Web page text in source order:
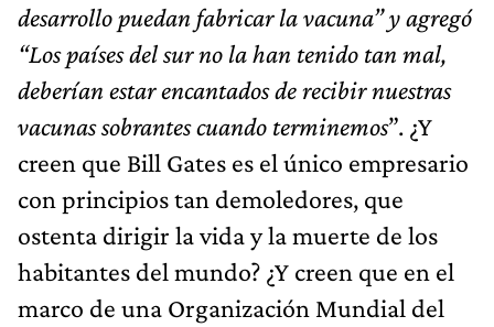
desarrollo puedan fabricar la vacuna” y agregó
“Los países del sur no la han tenido tan mal,
deberían estar encantados de recibir nuestras
vacunas sobrantes cuando terminemos”. ¿Y
creen que Bill Gates es el único empresario
con principios tan demoledores, que
ostenta dirigir la vida y la muerte de los
habitantes del mundo? ¿Y creen que en el
marco de una Organización Mundial del